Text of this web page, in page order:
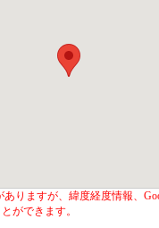
りますが、緯度経度情報、
ができます。